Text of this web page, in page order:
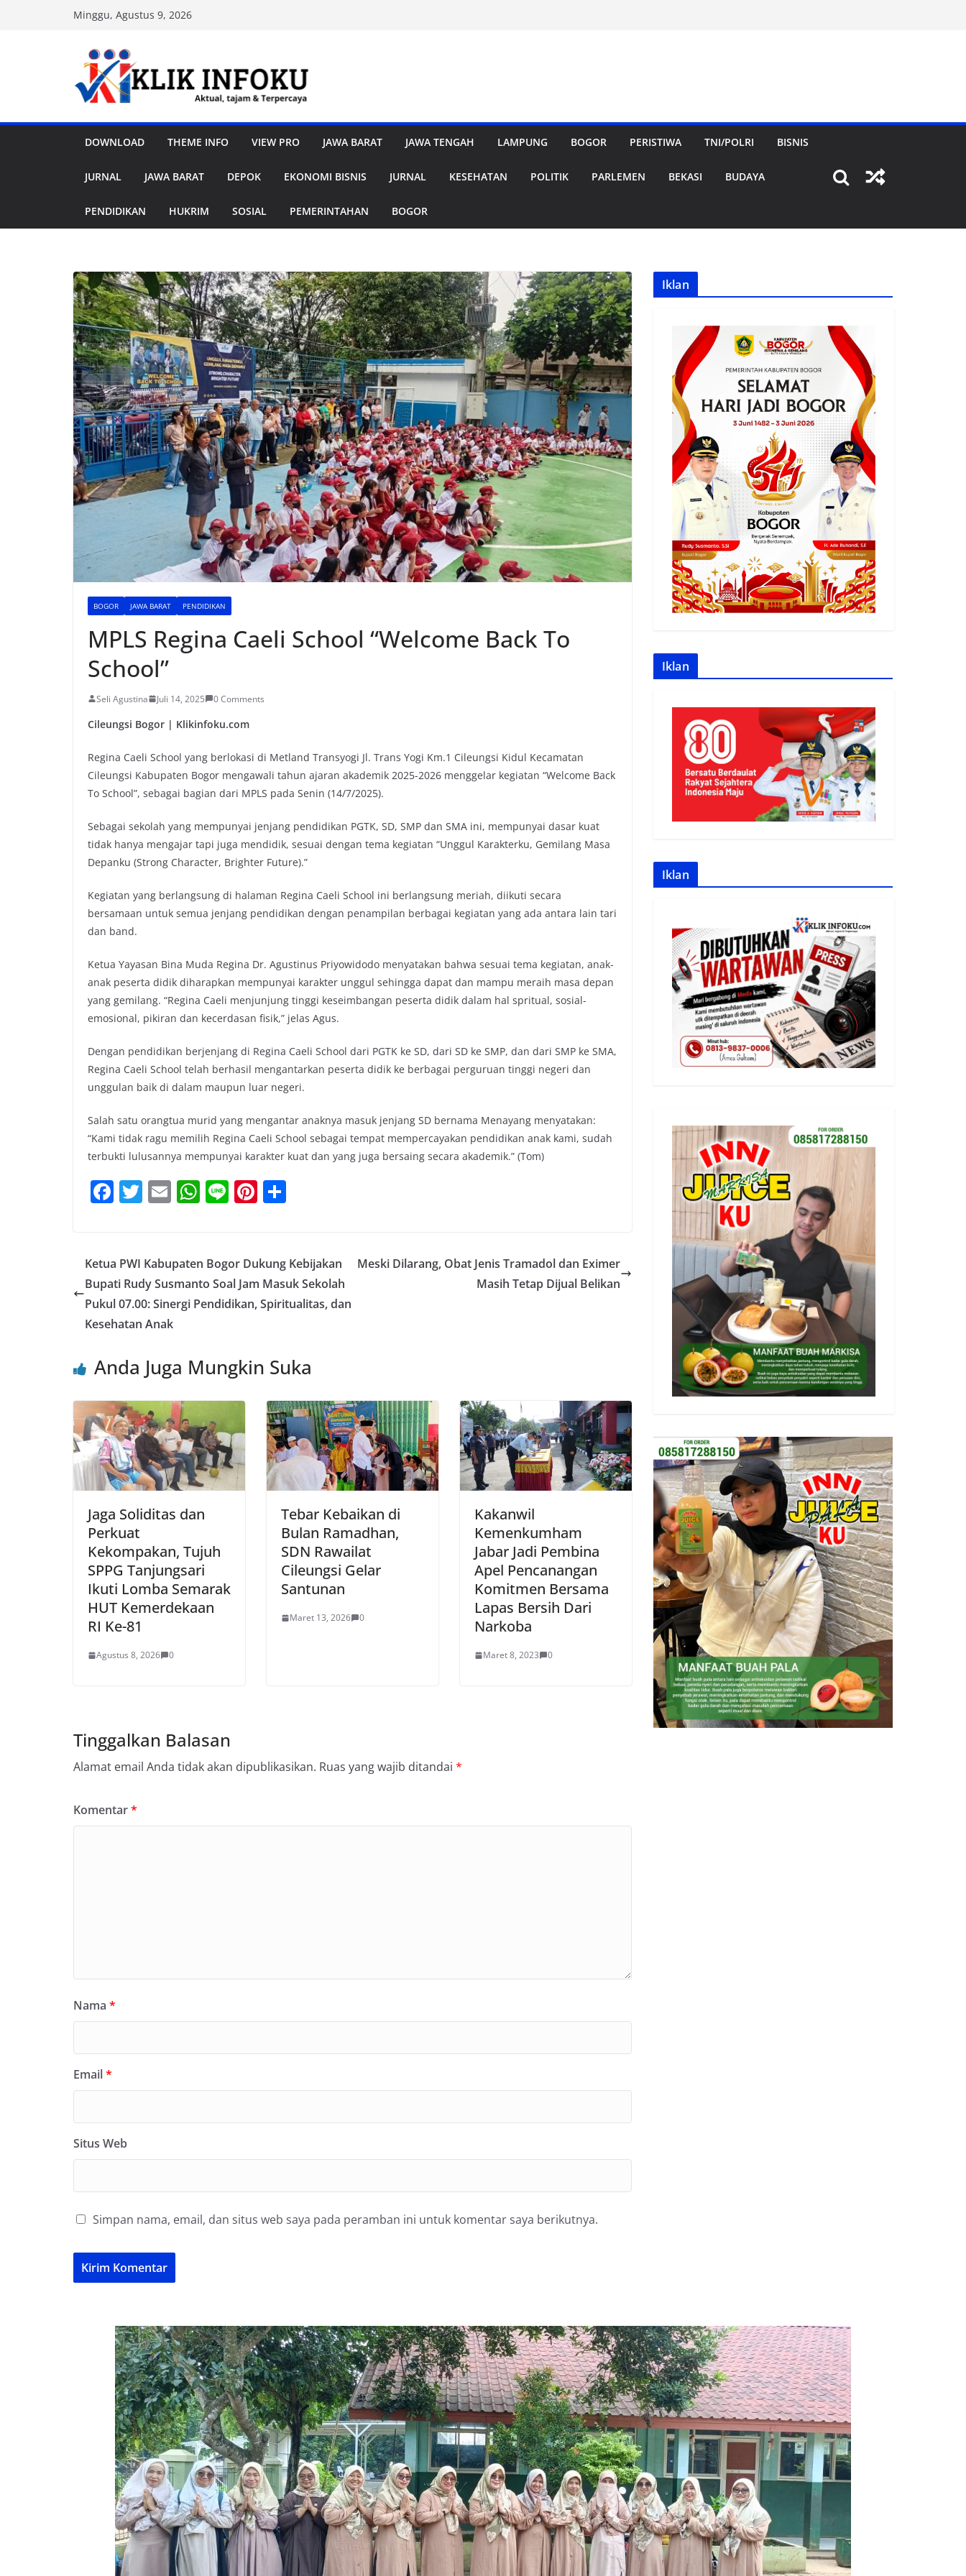
Minggu, Agustus 9, 2026
DOWNLOAD THEME INFO VIEW PRO JAWA BARAT JAWA TENGAH LAMPUNG BOGOR PERISTIWA TNI/POLRI BISNIS
JURNAL JAWA BARAT DEPOK EKONOMI BISNIS JURNAL KESEHATAN POLITIK PARLEMEN BEKASI BUDAYA
PENDIDIKAN HUKRIM SOSIAL PEMERINTAHAN BOGOR
BOGOR JAWA BARAT PENDIDIKAN
MPLS Regina Caeli School “Welcome Back To
School”
Seli Agustina Juli 14, 2025 0 Comments
Cileungsi Bogor | Klikinfoku.com
Regina Caeli School yang berlokasi di Metland Transyogi Jl. Trans Yogi Km.1 Cileungsi Kidul Kecamatan
Cileungsi Kabupaten Bogor mengawali tahun ajaran akademik 2025-2026 menggelar kegiatan “Welcome Back
To School”, sebagai bagian dari MPLS pada Senin (14/7/2025).
Sebagai sekolah yang mempunyai jenjang pendidikan PGTK, SD, SMP dan SMA ini, mempunyai dasar kuat
tidak hanya mengajar tapi juga mendidik, sesuai dengan tema kegiatan “Unggul Karakterku, Gemilang Masa
Depanku (Strong Character, Brighter Future).”
Kegiatan yang berlangsung di halaman Regina Caeli School ini berlangsung meriah, diikuti secara
bersamaan untuk semua jenjang pendidikan dengan penampilan berbagai kegiatan yang ada antara lain tari
dan band.
Ketua Yayasan Bina Muda Regina Dr. Agustinus Priyowidodo menyatakan bahwa sesuai tema kegiatan, anak-
anak peserta didik diharapkan mempunyai karakter unggul sehingga dapat dan mampu meraih masa depan
yang gemilang. “Regina Caeli menjunjung tinggi keseimbangan peserta didik dalam hal spritual, sosial-
emosional, pikiran dan kecerdasan fisik,” jelas Agus.
Dengan pendidikan berjenjang di Regina Caeli School dari PGTK ke SD, dari SD ke SMP, dan dari SMP ke SMA,
Regina Caeli School telah berhasil mengantarkan peserta didik ke berbagai perguruan tinggi negeri dan
unggulan baik di dalam maupun luar negeri.
Salah satu orangtua murid yang mengantar anaknya masuk jenjang SD bernama Menayang menyatakan:
“Kami tidak ragu memilih Regina Caeli School sebagai tempat mempercayakan pendidikan anak kami, sudah
terbukti lulusannya mempunyai karakter kuat dan yang juga bersaing secara akademik.” (Tom)
F
e
b
o
o
T
er
E
l
W
s
A
p
Li Pi
e
st
e
Ketua PWI Kabupaten Bogor Dukung Kebijakan
Bupati Rudy Susmanto Soal Jam Masuk Sekolah
Pukul 07.00: Sinergi Pendidikan, Spiritualitas, dan
Kesehatan Anak
Meski Dilarang, Obat Jenis Tramadol dan Eximer
Masih Tetap Dijual Belikan
Anda Juga Mungkin Suka
Jaga Soliditas dan
Perkuat
Kekompakan, Tujuh
SPPG Tanjungsari
Ikuti Lomba Semarak
HUT Kemerdekaan
RI Ke-81
Agustus 8, 2026 0
Tebar Kebaikan di
Bulan Ramadhan,
SDN Rawailat
Cileungsi Gelar
Santunan
Maret 13, 2026 0
Kakanwil
Kemenkumham
Jabar Jadi Pembina
Apel Pencanangan
Komitmen Bersama
Lapas Bersih Dari
Narkoba
Maret 8, 2023 0
Tinggalkan Balasan
Alamat email Anda tidak akan dipublikasikan. Ruas yang wajib ditandai *
Komentar*
Nama *
Email*
Situs Web
Simpan nama, email, dan situs web saya pada peramban ini untuk komentar saya berikutnya.
Iklan
Iklan
Iklan